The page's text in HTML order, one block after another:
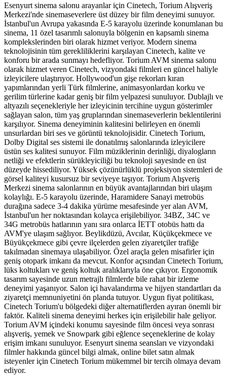
Esenyurt sinema salonu arayanlar için Cinetech, Torium Alışveriş
Merkezi'nde sinemaseverlere üst düzey bir film deneyimi sunuyor.
İstanbul'un Avrupa yakasında E-5 karayolu üzerinde konumlanan bu
sinema, 11 özel tasarımlı salonuyla bölgenin en kapsamlı sinema
komplekslerinden biri olarak hizmet veriyor. Modern sinema
teknolojisinin tüm gerekliliklerini karşılayan Cinetech, kalite ve
konforu bir arada sunmayı hedefliyor. Torium AVM sinema salonu
olarak hizmet veren Cinetech, vizyondaki filmleri en güncel haliyle
izleyicilere ulaştırıyor. Hollywood'un gişe rekorları kıran
yapımlarından yerli Türk filmlerine, animasyonlardan korku ve
gerilim türlerine kadar geniş bir film yelpazesi sunuluyor. Dublajlı ve
altyazılı seçenekleriyle her izleyicinin tercihine uygun gösterimler
sağlayan salon, tüm yaş gruplarından sinemaseverlerin beklentilerini
karşılıyor. Sinema deneyiminin kalitesini belirleyen en önemli
unsurlardan biri ses ve görüntü teknolojisidir. Cinetech Torium,
Dolby Digital ses sistemi ile donatılmış salonlarında izleyicilere
üstün ses kalitesi sunuyor. Film müziklerinin derinliği, diyalogların
netliği ve efektlerin sürükleyiciliği bu teknoloji sayesinde en üst
düzeyde hissediliyor. Yüksek çözünürlüklü projeksiyon sistemleri de
görsel kaliteyi kusursuz bir seviyeye taşıyor. Torium Alışveriş
Merkezi sinema salonlarının en büyük avantajlarından biri ulaşım
kolaylığı. E-5 karayolu üzerinde, Haramidere Sanayi metrobüs
durağına sadece 3-4 dakika yürüme mesafesinde yer alan AVM,
İstanbul'un her noktasından kolayca erişilebiliyor. 34BZ, 34C ve
34G metrobüs hatlarının yanı sıra onlarca İETT otobüs hattı da
AVM'ye ulaşım sağlıyor. Beylikdüzü, Avcılar, Küçükçekmece ve
Büyükçekmece gibi çevre ilçelerden gelen ziyaretçiler trafiğe
takılmadan sinemaya ulaşabiliyor. Özel araçla gelen misafirler için
geniş otopark imkanı da mevcut. Konfor açısından Cinetech Torium,
lüks koltukları ve geniş koltuk aralıklarıyla öne çıkıyor. Ergonomik
tasarım sayesinde uzun metrajlı filmlerde bile rahat bir izleme
deneyimi yaşanıyor. Salon içi havalandırma ve hijyen standartları da
ziyaretçi memnuniyetini ön planda tutuyor. Uygun fiyat politikası,
Cinetech Torium'u bölgedeki diğer alternatiflerden ayıran önemli bir
faktör. Kaliteli sinema deneyimi herkes için erişilebilir hale geliyor.
Torium AVM içindeki konumu sayesinde film öncesi veya sonrası
alışveriş, yemek ve Snowpark gibi eğlence seçeneklerine de kolay
erişim imkanı sunuluyor. Esenyurt sinema seansları ve vizyondaki
filmler hakkında güncel bilgi almak, online bilet satın almak
isteyenler için Cinetech Torium mükemmel bir tercih olmaya devam
ediyor.